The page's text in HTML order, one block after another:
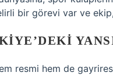
bir görevi var ve
resmi hem de